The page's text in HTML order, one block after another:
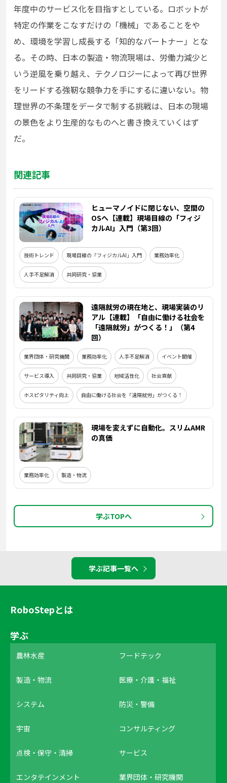
年度中のサービス化を目指すとしている。ロボットが
特定の作業をこなすだけの「機械」であることをや
め、環境を学習し成長する「知的なパートナー」とな
る。その時、日本の製造・物流現場は、労働力減少と
いう逆風を乗り越え、テクノロジーによって再び世界
をリードする強靭な競争力を手にするに違いない。物
理世界の不条理をデータで制する挑戦は、日本の現場
の景色をより生産的なものへと書き換えていくはず
だ。
関連記事
ヒューマノイドに閉じない、空間の
OSへ【連載】現場目線の「フィジ
カルAI」入門（第3回）
技術トレンド 現場目線の「フィジカルAI」入門 業務効率化
人手不足解消 共同研究・協業
遠隔就労の現在地と、現場実装のリ
アル【連載】「自由に働ける社会を
「遠隔就労」がつくる！」（第4
回）
業界団体・研究機関 業務効率化 人手不足解消 イベント開催
サービス導入 共同研究・協業 地域活性化 社会貢献
ホスピタリティ向上 自由に働ける社会を「遠隔就労」がつくる！
現場を変えずに自動化。スリムAMR
の真価
業務効率化 製造・物流
学ぶTOPへ
学ぶ記事一覧へ
RoboStepとは
学ぶ
農林水産 フードテック
製造・物流 医療・介護・福祉
システム 防災・警備
宇宙 コンサルティング
点検・保守・清掃 サービス
エンタテインメント 業界団体・研究機関